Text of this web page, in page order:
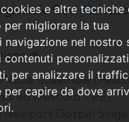
e altre tecniche
per migliorare la tua
navigazione nel nostro
contenuti
per analizzare il
per capire da dove
Cori Abruzzo
di
ensemble
(Pescara - PE)
Gospel